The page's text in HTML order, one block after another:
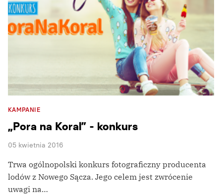
KAMPANIE
„Pora na Koral” - konkurs
05 kwietnia 2016
Trwa ogólnopolski konkurs fotograficzny producenta
lodów z Nowego Sącza. Jego celem jest zwrócenie
uwagi na…